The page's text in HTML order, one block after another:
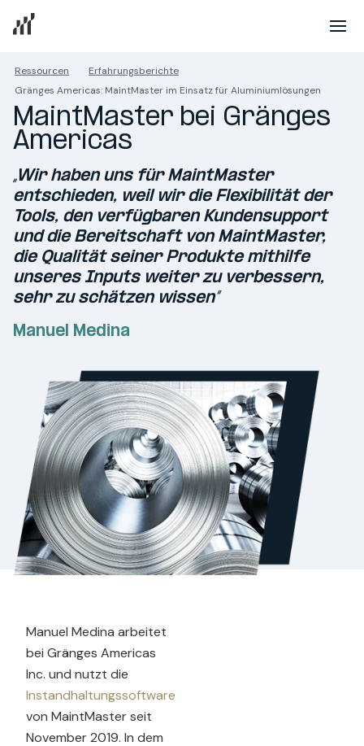
Ressourcen
Erfahrungsberichte
Gränges Americas: MaintMaster im Einsatz für Aluminiumlösungen
MaintMaster bei Gränges
Americas
„Wir haben uns für MaintMaster
entschieden, weil wir die Flexibilität der
Tools, den verfügbaren Kundensupport
und die Bereitschaft von MaintMaster,
die Qualität seiner Produkte mithilfe
unseres Inputs weiter zu verbessern,
sehr zu schätzen wissen“
Manuel Medina
Manuel Medina arbeitet
bei Gränges Americas
Inc. und nutzt die
Instandhaltungssoftware
von MaintMaster seit
November 2019. In dem